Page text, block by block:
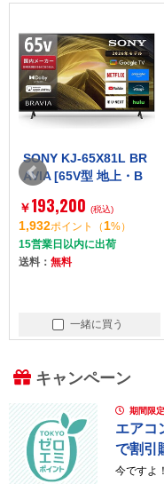
TVS REGZA 50Z890S
Z8 series [50V型 地
ナー内蔵 /タイムシフ
トマシン搭載 Mini LE
D液晶テレビ]
￥193,530 (税込)
1,935ポイント （1%）
在庫残少 ご注文はお早めに
送料：無料
一緒に買う
キャンペーン
期間限定
エアコ
で割引
今ですよ